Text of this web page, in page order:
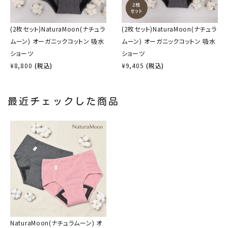
(2枚セット)NaturaMoon(ナチュラ
ムーン) オーガニックコットン 吸水
ショーツ
¥8,800 (税込)
(2枚セット)NaturaMoon(ナチュラ
ムーン) オーガニックコットン 吸水
ショーツ
¥9,405 (税込)
最近チェックした商品
NaturaMoon(ナチュラムーン) オ